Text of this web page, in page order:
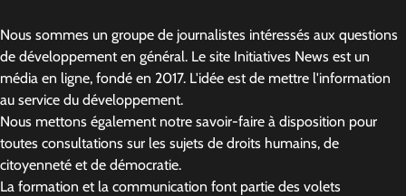
Nous sommes un groupe de journalistes intéressés aux questions
de développement en général. Le site Initiatives News est un
média en ligne, fondé en 2017. L'idée est de mettre l'information
au service du développement.
Nous mettons également notre savoir-faire à disposition pour
toutes consultations sur les sujets de droits humains, de
citoyenneté et de démocratie.
La formation et la communication font partie des volets